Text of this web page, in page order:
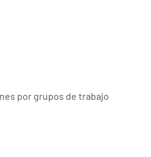
por grupos de trabajo